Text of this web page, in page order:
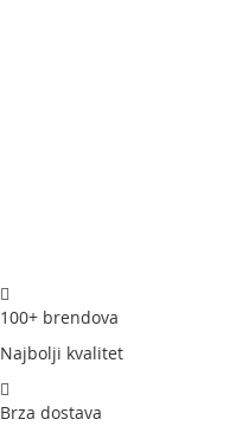
100+ brendova
Najbolji kvalitet
Brza dostava